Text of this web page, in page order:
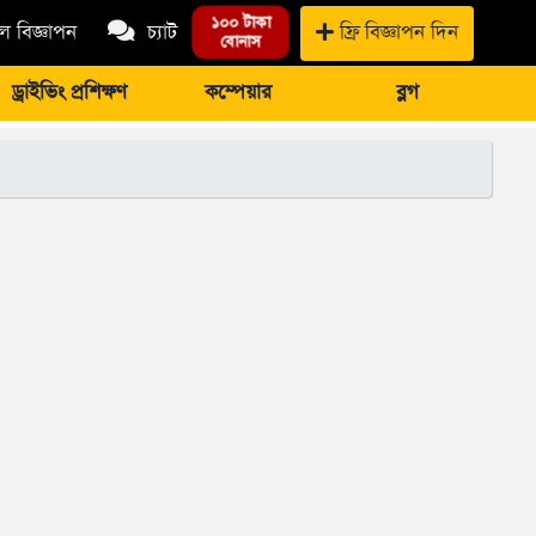
বিজ্ঞাপন চ্যাট ১০০ টাকা
বোনাস ফ্রি বিজ্ঞাপন দিন
ড্রাইভিং প্রশিক্ষণ কম্পেয়ার ব্লগ